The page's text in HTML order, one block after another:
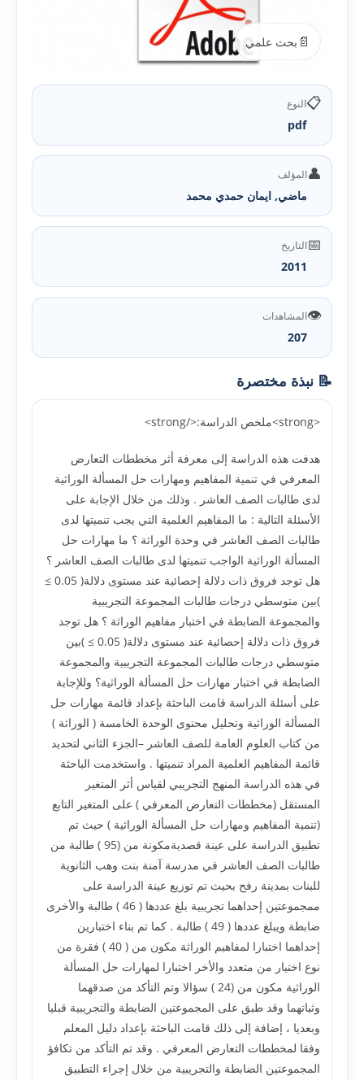
📄 بحث علمي
📋النوع
pdf
👤المؤلف
ماضي, ايمان حمدي محمد
📅التاريخ
2011
👁️المشاهدات
207
📝 نبذة مختصرة
<strong>ملخص الدراسة:</strong>
هدفت هذه الدراسة إلى معرفة أثر مخططات التعارض
المعرفي في تنمية المفاهيم ومهارات حل المسألة الوراثية
لدى طالبات الصف العاشر . وذلك من خلال الإجابة على
الأسئلة التالية : ما المفاهيم العلمية التي يجب تنميتها لدى
طالبات الصف العاشر في وحدة الوراثة ؟ ما مهارات حل
المسألة الوراثية الواجب تنميتها لدى طالبات الصف العاشر ؟
هل توجد فروق ذات دلالة إحصائية عند مستوى دلالة( 0.05 ≥
)بين متوسطي درجات طالبات المجموعة التجريبية
والمجموعة الضابطة في اختبار مفاهيم الوراثة ؟ هل توجد
فروق ذات دلالة إحصائية عند مستوى دلالة( 0.05 ≥ )بين
متوسطي درجات طالبات المجموعة التجريبية والمجموعة
الضابطة في اختبار مهارات حل المسألة الوراثية؟ وللإجابة
على أسئلة الدراسة قامت الباحثة بإعداد قائمة مهارات حل
المسألة الوراثية وتحليل محتوى الوحدة الخامسة ( الوراثة )
من كتاب العلوم العامة للصف العاشر –الجزء الثاني لتحديد
قائمة المفاهيم العلمية المراد تنميتها . واستخدمت الباحثة
في هذه الدراسة المنهج التجريبي لقياس أثر المتغير
المستقل (مخططات التعارض المعرفي ) على المتغير التابع
(تنمية المفاهيم ومهارات حل المسألة الوراثية ) حيث تم
تطبيق الدراسة على عينة قصديةمكونة من (95 ) طالبة من
طالبات الصف العاشر في مدرسة آمنة بنت وهب الثانوية
للبنات بمدينة رفح بحيث تم توزيع عينة الدراسة على
ممجموعتين إحداهما تجريبية بلغ عددها ( 46 ) طالبة والأخرى
ضابطة ويبلغ عددها ( 49 ) طالبة . كما تم بناء اختبارين
إحداهما اختبارا لمفاهيم الوراثة مكون من ( 40 ) فقرة من
نوع اختيار من متعدد والأخر اختبارا لمهارات حل المسألة
الوراثية مكون من (24 ) سؤالا وتم التأكد من صدقهما
وثباتهما وقد طبق على المجموعتين الضابطة والتجريبية قبليا
وبعديا ، إضافة إلى ذلك قامت الباحثة بإعداد دليل المعلم
وفقا لمخططات التعارض المعرفي . وقد تم التأكد من تكافؤ
المجموعتين الضابطة والتجريبية من خلال إجراء التطبيق